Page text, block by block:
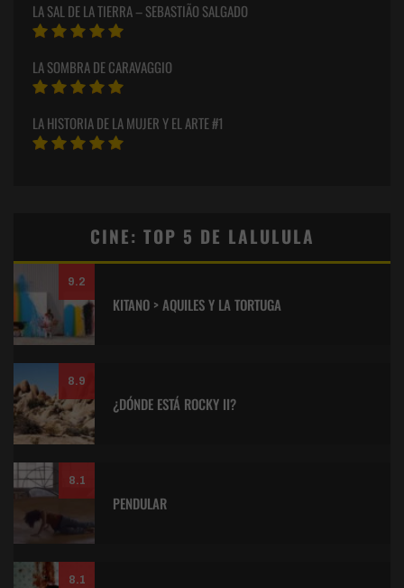
LA SAL DE LA TIERRA – SEBASTIÃO SALGADO
LA SOMBRA DE CARAVAGGIO
LA HISTORIA DE LA MUJER Y EL ARTE #1
CINE: TOP 5 DE LALULULA
9.2
KITANO > AQUILES Y LA TORTUGA
8.9
¿DÓNDE ESTÁ ROCKY II?
8.1
PENDULAR
8.1